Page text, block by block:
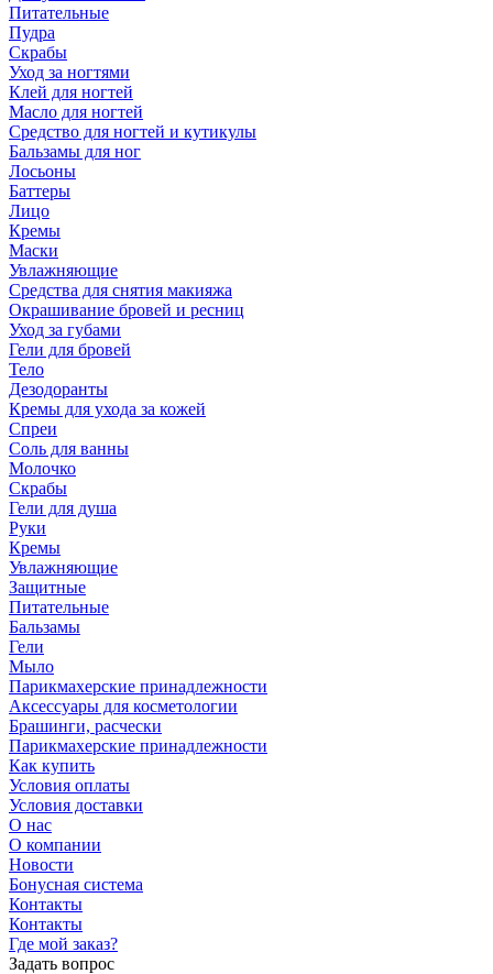
Питательные
Пудра
Скрабы
Уход за ногтями
Клей для ногтей
Масло для ногтей
Средство для ногтей и кутикулы
Бальзамы для ног
Лосьоны
Баттеры
Лицо
Кремы
Маски
Увлажняющие
Средства для снятия макияжа
Окрашивание бровей и ресниц
Уход за губами
Гели для бровей
Тело
Дезодоранты
Кремы для ухода за кожей
Спреи
Соль для ванны
Молочко
Скрабы
Гели для душа
Руки
Кремы
Увлажняющие
Защитные
Питательные
Бальзамы
Гели
Мыло
Парикмахерские принадлежности
Аксессуары для косметологии
Брашинги, расчески
Парикмахерские принадлежности
Как купить
Условия оплаты
Условия доставки
О нас
О компании
Новости
Бонусная система
Контакты
Контакты
Где мой заказ?
Задать вопрос